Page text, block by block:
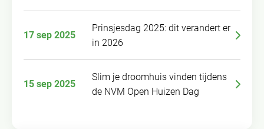
17 sep 2025
Prinsjesdag 2025: dit verandert er
in 2026
15 sep 2025
Slim je droomhuis vinden tijdens
de NVM Open Huizen Dag